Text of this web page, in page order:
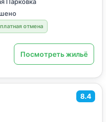
отмена
Посмотреть жильё
8.4